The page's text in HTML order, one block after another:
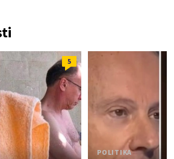
5
POLITIKA